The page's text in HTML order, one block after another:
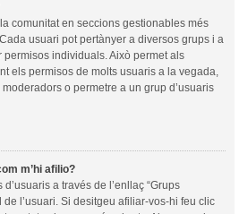
comunitat en seccions gestionables més
usuari pot pertànyer a diversos grups i a
individuals. Això permet als
els permisos de molts usuaris a la vegada,
o permetre a un grup d’usuaris
m’hi afilio?
a través de l’enllaç “Grups
de l’usuari. Si desitgeu afiliar-vos-hi feu clic